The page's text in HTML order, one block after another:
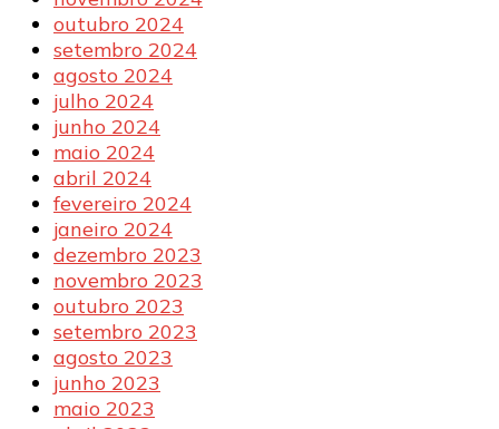
outubro 2024
setembro 2024
agosto 2024
julho 2024
junho 2024
maio 2024
abril 2024
fevereiro 2024
janeiro 2024
dezembro 2023
novembro 2023
outubro 2023
setembro 2023
agosto 2023
junho 2023
maio 2023